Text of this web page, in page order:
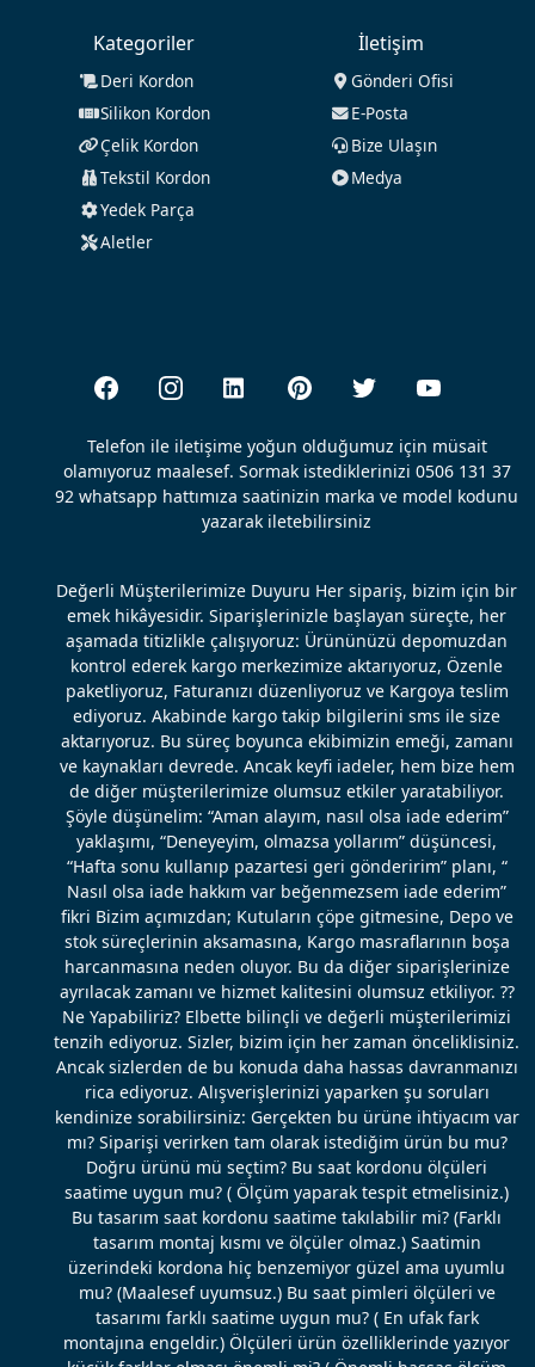
Kategoriler
Deri Kordon
Silikon Kordon
Çelik Kordon
Tekstil Kordon
Yedek Parça
Aletler
İletişim
Gönderi Ofisi
E-Posta
Bize Ulaşın
Medya
Telefon ile iletişime yoğun olduğumuz için müsait
olamıyoruz maalesef. Sormak istediklerinizi 0506 131 37
92 whatsapp hattımıza saatinizin marka ve model kodunu
yazarak iletebilirsiniz
Değerli Müşterilerimize Duyuru Her sipariş, bizim için bir
emek hikâyesidir. Siparişlerinizle başlayan süreçte, her
aşamada titizlikle çalışıyoruz: Ürününüzü depomuzdan
kontrol ederek kargo merkezimize aktarıyoruz, Özenle
paketliyoruz, Faturanızı düzenliyoruz ve Kargoya teslim
ediyoruz. Akabinde kargo takip bilgilerini sms ile size
aktarıyoruz. Bu süreç boyunca ekibimizin emeği, zamanı
ve kaynakları devrede. Ancak keyfi iadeler, hem bize hem
de diğer müşterilerimize olumsuz etkiler yaratabiliyor.
Şöyle düşünelim: “Aman alayım, nasıl olsa iade ederim”
yaklaşımı, “Deneyeyim, olmazsa yollarım” düşüncesi,
“Hafta sonu kullanıp pazartesi geri gönderirim” planı, “
Nasıl olsa iade hakkım var beğenmezsem iade ederim”
fikri Bizim açımızdan; Kutuların çöpe gitmesine, Depo ve
stok süreçlerinin aksamasına, Kargo masraflarının boşa
harcanmasına neden oluyor. Bu da diğer siparişlerinize
ayrılacak zamanı ve hizmet kalitesini olumsuz etkiliyor. ??
Ne Yapabiliriz? Elbette bilinçli ve değerli müşterilerimizi
tenzih ediyoruz. Sizler, bizim için her zaman önceliklisiniz.
Ancak sizlerden de bu konuda daha hassas davranmanızı
rica ediyoruz. Alışverişlerinizi yaparken şu soruları
kendinize sorabilirsiniz: Gerçekten bu ürüne ihtiyacım var
mı? Siparişi verirken tam olarak istediğim ürün bu mu?
Doğru ürünü mü seçtim? Bu saat kordonu ölçüleri
saatime uygun mu? ( Ölçüm yaparak tespit etmelisiniz.)
Bu tasarım saat kordonu saatime takılabilir mi? (Farklı
tasarım montaj kısmı ve ölçüler olmaz.) Saatimin
üzerindeki kordona hiç benzemiyor güzel ama uyumlu
mu? (Maalesef uyumsuz.) Bu saat pimleri ölçüleri ve
tasarımı farklı saatime uygun mu? ( En ufak fark
montajına engeldir.) Ölçüleri ürün özelliklerinde yazıyor